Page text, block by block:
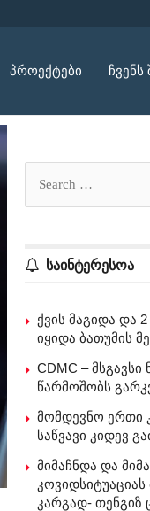
პროექტები ჩვენს
საინტერესოა
ქვის მაგიდა და
იყიდა ბათუმის
CDMC –
წარმოშობს
მომდევნო ერთი
საწვავი კიდევ
მიმაჩნდა და
კარგად- თენგიზ